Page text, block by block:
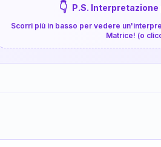
👇 P.S.
Scorri più in basso per vedere
Matrice! (o